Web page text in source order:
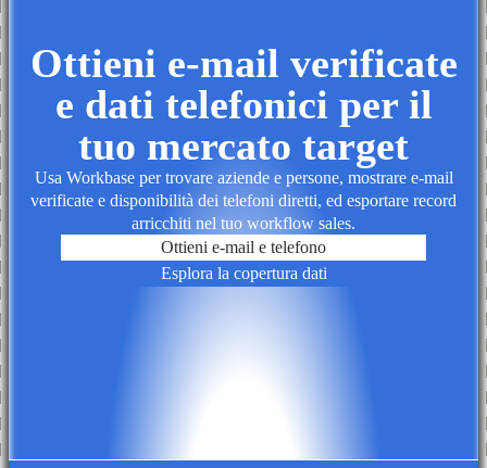
Ottieni e-mail verificate
e dati telefonici per il
tuo mercato target
Usa Workbase per trovare aziende e persone, mostrare e-mail
verificate e disponibilità dei telefoni diretti, ed esportare record
arricchiti nel tuo workflow sales.
Ottieni e-mail e telefono
Esplora la copertura dati